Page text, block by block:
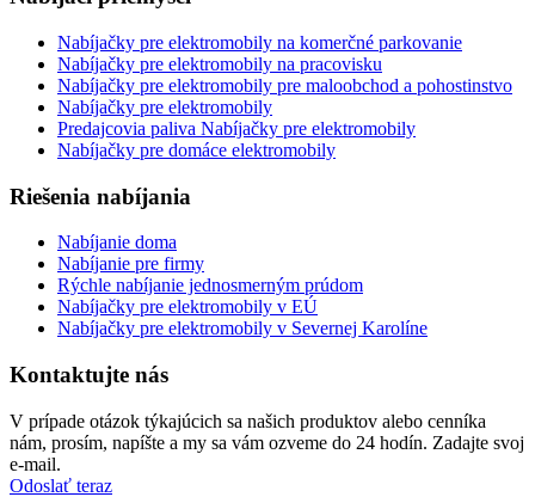
Nabíjačky pre elektromobily na komerčné parkovanie
Nabíjačky pre elektromobily na pracovisku
Nabíjačky pre elektromobily pre maloobchod a pohostinstvo
Nabíjačky pre elektromobily
Predajcovia paliva Nabíjačky pre elektromobily
Nabíjačky pre domáce elektromobily
Riešenia nabíjania
Nabíjanie doma
Nabíjanie pre firmy
Rýchle nabíjanie jednosmerným prúdom
Nabíjačky pre elektromobily v EÚ
Nabíjačky pre elektromobily v Severnej Karolíne
Kontaktujte nás
V prípade otázok týkajúcich sa našich produktov alebo cenníka
nám, prosím, napíšte a my sa vám ozveme do 24 hodín. Zadajte svoj
e-mail.
Odoslať teraz